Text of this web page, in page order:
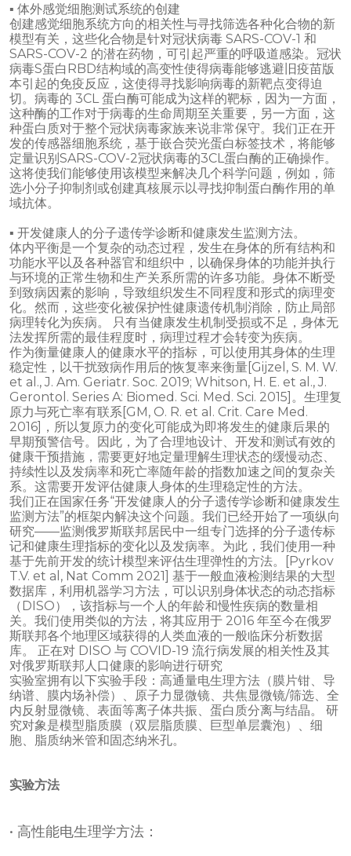
▪ 体外感觉细胞测试系统的创建
创建感觉细胞系统方向的相关性与寻找筛选各种化合物的新
模型有关，这些化合物是针对冠状病毒 SARS-COV-1 和
SARS-COV-2 的潜在药物，可引起严重的呼吸道感染。冠状
病毒S蛋白RBD结构域的高变性使得病毒能够逃避旧疫苗版
本引起的免疫反应，这使得寻找影响病毒的新靶点变得迫
切。病毒的 3CL 蛋白酶可能成为这样的靶标，因为一方面，
这种酶的工作对于病毒的生命周期至关重要，另一方面，这
种蛋白质对于整个冠状病毒家族来说非常保守。我们正在开
发的传感器细胞系统，基于嵌合荧光蛋白标签技术，将能够
定量识别SARS-COV-2冠状病毒的3CL蛋白酶的正确操作。
这将使我们能够使用该模型来解决几个科学问题，例如，筛
选小分子抑制剂或创建真核展示以寻找抑制蛋白酶作用的单
域抗体。
▪ 开发健康人的分子遗传学诊断和健康发生监测方法。
体内平衡是一个复杂的动态过程，发生在身体的所有结构和
功能水平以及各种器官和组织中，以确保身体的功能并执行
与环境的正常生物和生产关系所需的许多功能。身体不断受
到致病因素的影响，导致组织发生不同程度和形式的病理变
化。然而，这些变化被保护性健康遗传机制消除，防止局部
病理转化为疾病。 只有当健康发生机制受损或不足，身体无
法发挥所需的最佳程度时，病理过程才会转变为疾病。
作为衡量健康人的健康水平的指标，可以使用其身体的生理
稳定性，以干扰致病作用后的恢复率来衡量[Gijzel, S. M. W.
et al., J. Am. Geriatr. Soc. 2019; Whitson, H. E. et al., J.
Gerontol. Series A: Biomed. Sci. Med. Sci. 2015]。生理复
原力与死亡率有联系[GM, O. R. et al. Crit. Care Med.
2016]，所以复原力的变化可能成为即将发生的健康后果的
早期预警信号。因此，为了合理地设计、开发和测试有效的
健康干预措施，需要更好地定量理解生理状态的缓慢动态、
持续性以及发病率和死亡率随年龄的指数加速之间的复杂关
系。这需要开发评估健康人身体的生理稳定性的方法。
我们正在国家任务“开发健康人的分子遗传学诊断和健康发生
监测方法”的框架内解决这个问题。我们已经开始了一项纵向
研究——监测俄罗斯联邦居民中一组专门选择的分子遗传标
记和健康生理指标的变化以及发病率。为此，我们使用一种
基于先前开发的统计模型来评估生理弹性的方法。[Pyrkov
T.V. et al, Nat Comm 2021] 基于一般血液检测结果的大型
数据库，利用机器学习方法，可以识别身体状态的动态指标
（DISO），该指标与一个人的年龄和慢性疾病的数量相
关。我们使用类似的方法，将其应用于 2016 年至今在俄罗
斯联邦各个地理区域获得的人类血液的一般临床分析数据
库。 正在对 DISO 与 COVID-19 流行病发展的相关性及其
对俄罗斯联邦人口健康的影响进行研究
实验室拥有以下实验手段：高通量电生理方法（膜片钳、导
纳谱、膜内场补偿）、原子力显微镜、共焦显微镜/筛选、全
内反射显微镜、表面等离子体共振、蛋白质分离与结晶。 研
究对象是模型脂质膜（双层脂质膜、巨型单层囊泡）、细
胞、脂质纳米管和固态纳米孔。
实验方法
• 高性能电生理学方法：